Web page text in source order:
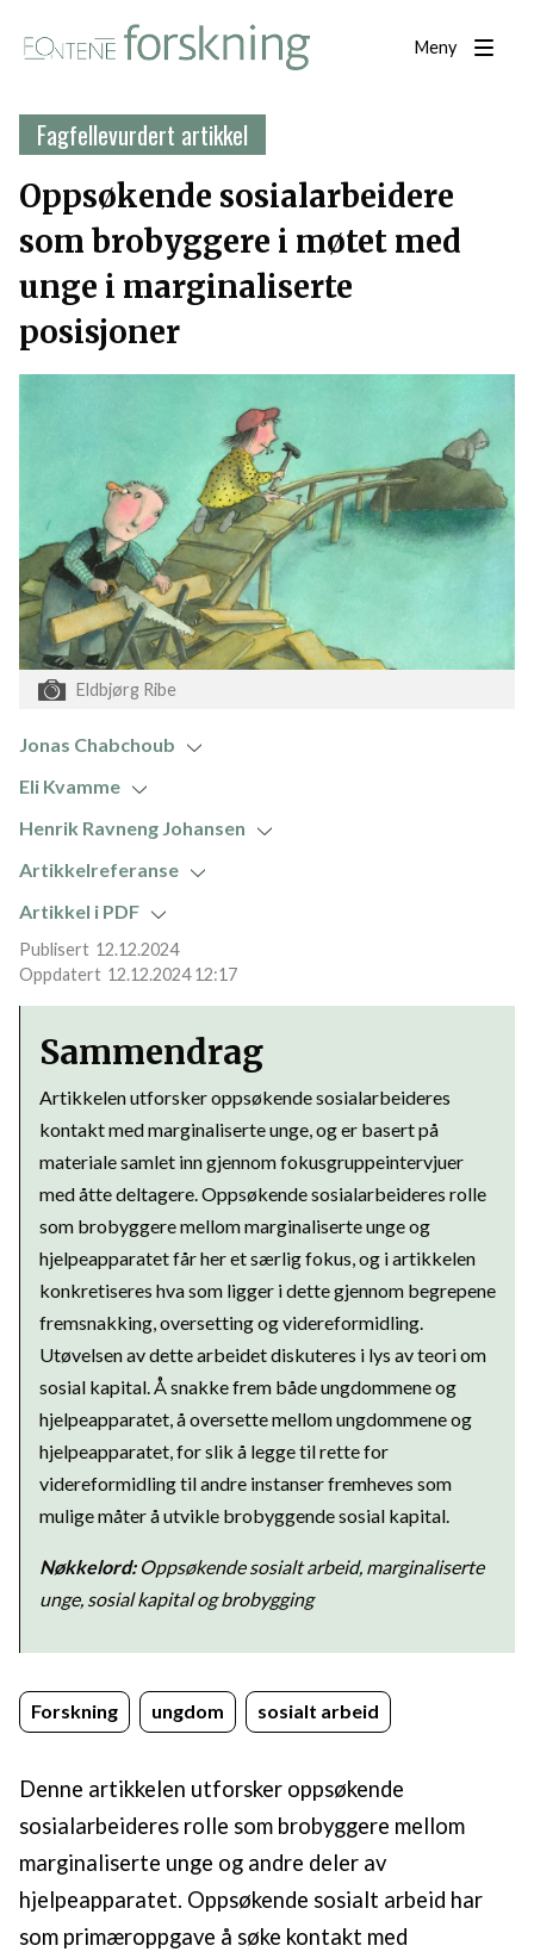
Meny
Fagfellevurdert artikkel
Oppsøkende sosialarbeidere
som brobyggere i møtet med
unge i marginaliserte
posisjoner
Eldbjørg Ribe
Jonas Chabchoub
Eli Kvamme
Henrik Ravneng Johansen
Artikkelreferanse
Artikkel i PDF
12.12.2024
12.12.2024 12:17
Sammendrag
Artikkelen utforsker oppsøkende sosialarbeideres
kontakt med marginaliserte unge, og er basert på
materiale samlet inn gjennom fokusgruppeintervjuer
med åtte deltagere. Oppsøkende sosialarbeideres rolle
som brobyggere mellom marginaliserte unge og
hjelpeapparatet får her et særlig fokus, og i artikkelen
konkretiseres hva som ligger i dette gjennom begrepene
fremsnakking, oversetting og videreformidling.
Utøvelsen av dette arbeidet diskuteres i lys av teori om
sosial kapital. Å snakke frem både ungdommene og
hjelpeapparatet, å oversette mellom ungdommene og
hjelpeapparatet, for slik å legge til rette for
videreformidling til andre instanser fremheves som
mulige måter å utvikle brobyggende sosial kapital.
Nøkkelord: Oppsøkende sosialt arbeid, marginaliserte
unge, sosial kapital og brobygging
Forskning ungdom sosialt arbeid
Denne artikkelen utforsker oppsøkende
sosialarbeideres rolle som brobyggere mellom
marginaliserte unge og andre deler av
hjelpeapparatet. Oppsøkende sosialt arbeid har
som primæroppgave å søke kontakt med